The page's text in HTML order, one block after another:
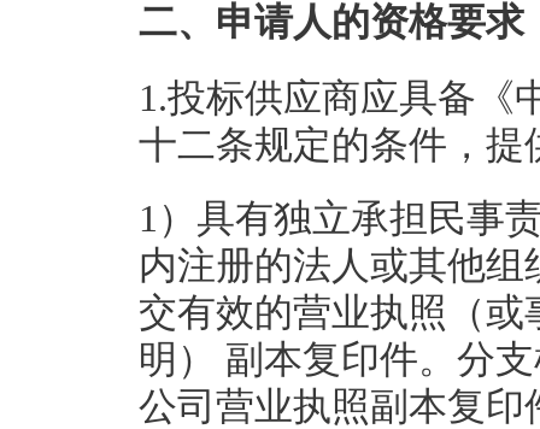
二、申请人的资格要求
1.投标供应商应具备《
十二条规定的条件，提
1）具有独立承担民事
内注册的法人或其他
交有效的营业执照（
明） 副本复印件。分
公司营业执照副本复